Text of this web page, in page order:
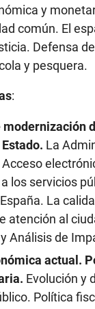
y
común. El
Defensa
y pesquera.
:
modernización
La
los servicios
La
atención al
Análisis de
actual.
Evolución y
Política